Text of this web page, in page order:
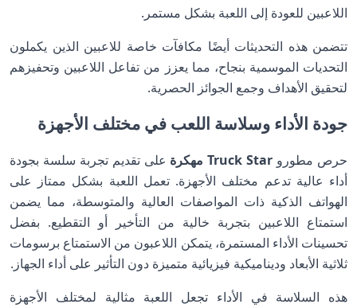
اللاعبين للعودة إلى اللعبة بشكل مستمر.
تتضمن هذه التحديثات أيضًا مكافآت خاصة للاعبين الذين يكملون
التحديات الموسمية بنجاح، مما يعزز من تفاعل اللاعبين وتحفيزهم
لتحقيق الأهداف وجمع الجوائز الحصرية.
جودة الأداء وسلاسة اللعب في مختلف الأجهزة
حرص مطورو Truck Star مهكرة
على تقديم تجربة سلسة بجودة
أداء عالية تدعم مختلف الأجهزة. تعمل اللعبة بشكل ممتاز على
الهواتف الذكية ذات المواصفات العالية والمتوسطة، مما يضمن
استمتاع اللاعبين بتجربة خالية من التأخير أو التقطيع. بفضل
تحسينات الأداء المستمرة، يتمكن اللاعبون من الاستمتاع برسومات
ثلاثية الأبعاد وديناميكية فيزيائية متميزة دون التأثير على أداء الجهاز.
هذه السلاسة في الأداء تجعل اللعبة مثالية لمختلف الأجهزة